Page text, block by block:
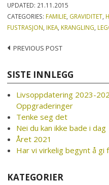
UPDATED: 21.11.2015
CATEGORIES: FAMILIE GRAVIDITET
FUSTRASJON IKEA KRANGLING
Post
PREVIOUS POST
SISTE INNLEGG
Livsoppdatering 2023-
Oppgraderinger
Tenke seg det
Nei du kan ikke bade i dag
Året 2021
Har vi virkelig begynt å gi
KATEGORIER